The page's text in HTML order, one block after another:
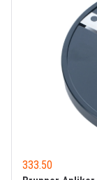
333.50